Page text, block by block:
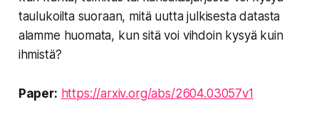
taulukoilta suoraan, mitä uutta julkisesta datasta
alamme huomata, kun sitä voi vihdoin kysyä kuin
ihmistä?
Paper: https://arxiv.org/abs/2604.03057v1